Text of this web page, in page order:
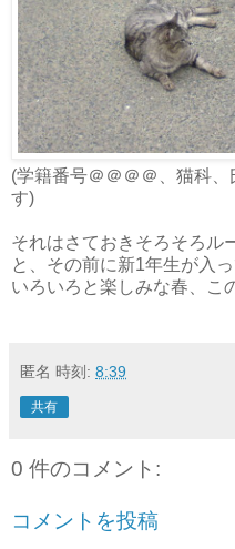
(学籍番号＠＠＠＠、猫科
す)
それはさておきそろそろル
と、その前に新1年生が入っ
いろいろと楽しみな春、こ
匿名 時刻: 8:39
共有
0 件のコメント:
コメントを投稿